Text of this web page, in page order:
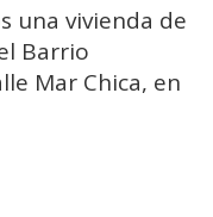
una vivienda de
Barrio
Mar Chica, en